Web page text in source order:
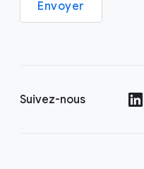
Envoyer
Suivez-nous